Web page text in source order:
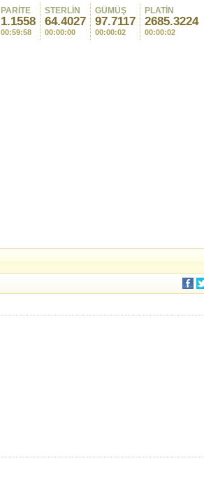
PARİTE
1.1558
00:59:58
STERLİN
64.4027
00:00:00
GÜMÜŞ
97.7117
00:00:02
PLATİN
2685.3224
00:00:02